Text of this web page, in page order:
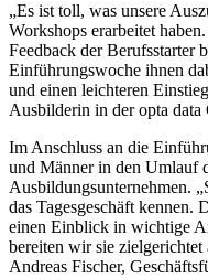
„Es ist toll, was unsere
Workshops erarbeitet
Feedback der Berufsstarter
Einführungswoche ihnen
und einen leichteren
Ausbilderin in der opta data
Im Anschluss an die
und Männer in den Umlauf
Ausbildungsunternehmen.
das Tagesgeschäft kennen.
einen Einblick in wichtige
bereiten wir sie
Andreas Fischer,